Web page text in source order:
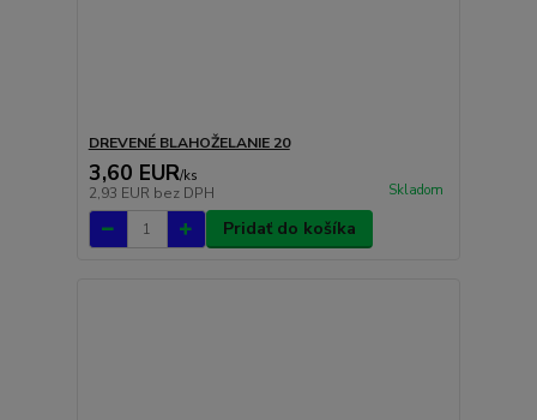
DREVENÉ BLAHOŽELANIE 20
3,60 EUR/ks
2,93 EUR bez DPH Skladom
Pridať do košíka